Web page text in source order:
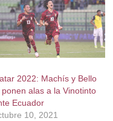
2022: Machís y Bello
ponen alas a la Vinotinto
Ecuador
10, 2021